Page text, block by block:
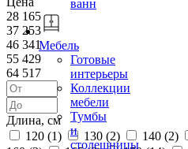
ванн
Мебель
Готовые
интерьеры
Коллекции
мебели
Тумбы
и
столешницы
28 165
37 253
46 341
55 429
64 517
Длина, см
120 (1) 130 (2) 140 (2)